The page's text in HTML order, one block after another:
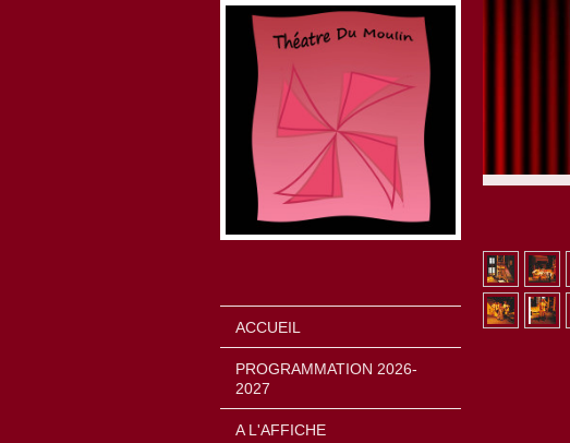
ACCUEIL
PROGRAMMATION 2026-
2027
A L'AFFICHE